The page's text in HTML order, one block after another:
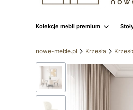
Kolekcje mebli premium Stoły
nowe-meble.pl Krzesła